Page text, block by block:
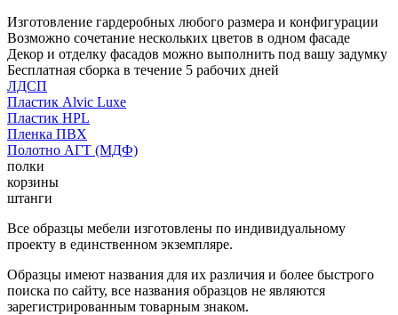
Изготовление гардеробных любого размера и конфигурации
Возможно сочетание нескольких цветов в одном фасаде
Декор и отделку фасадов можно выполнить под вашу задумку
Бесплатная сборка в течение 5 рабочих дней
ЛДСП
Пластик Alvic Luxe
Пластик HPL
Пленка ПВХ
Полотно АГТ (МДФ)
полки
корзины
штанги
Все образцы мебели изготовлены по индивидуальному
проекту в единственном экземпляре.
Образцы имеют названия для их различия и более быстрого
поиска по сайту, все названия образцов не являются
зарегистрированным товарным знаком.